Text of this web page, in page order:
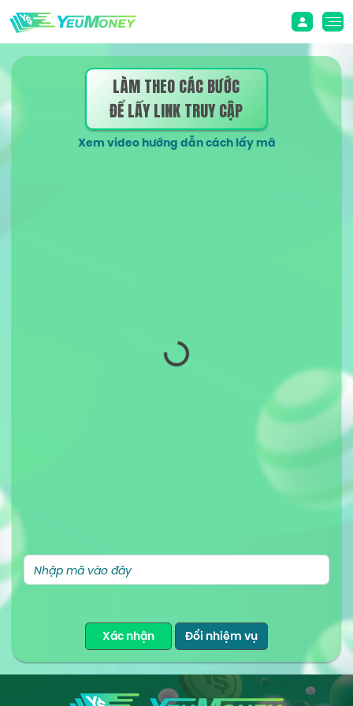
LÀM THEO CÁC BƯỚC
ĐỂ LẤY LINK TRUY CẬP
Xem video hướng dẫn cách lấy mã
Xác nhận Đổi nhiệm vụ